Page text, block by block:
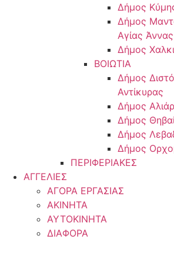
Δήμος
Δήμος
Αγίας Άννας
Δήμος
ΒΟΙΩΤΙΑ
Δήμος
Αντίκυρας
Δήμος
Δήμος
Δήμος
Δήμος
ΠΕΡΙΦΕΡΙΑΚΕΣ
ΑΓΓΕΛΙΕΣ
ΑΓΟΡΑ ΕΡΓΑΣΙΑΣ
ΑΚΙΝΗΤΑ
ΑΥΤΟΚΙΝΗΤΑ
ΔΙΑΦΟΡΑ